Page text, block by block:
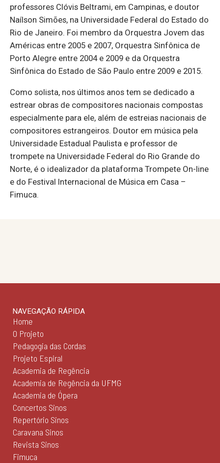
professores Clóvis Beltrami, em Campinas, e doutor
Naílson Simões, na Universidade Federal do Estado do
Rio de Janeiro. Foi membro da Orquestra Jovem das
Américas entre 2005 e 2007, Orquestra Sinfônica de
Porto Alegre entre 2004 e 2009 e da Orquestra
Sinfônica do Estado de São Paulo entre 2009 e 2015.
Como solista, nos últimos anos tem se dedicado a
estrear obras de compositores nacionais compostas
especialmente para ele, além de estreias nacionais de
compositores estrangeiros. Doutor em música pela
Universidade Estadual Paulista e professor de
trompete na Universidade Federal do Rio Grande do
Norte, é o idealizador da plataforma Trompete On-line
e do Festival Internacional de Música em Casa –
Fimuca.
NAVEGAÇÃO RÁPIDA
Home
O Projeto
Pedagogia das Cordas
Projeto Espiral
Academia de Regência
Academia de Regência da UFMG
Academia de Ópera
Concertos Sinos
Repertório Sinos
Caravana Sinos
Revista Sinos
Fimuca